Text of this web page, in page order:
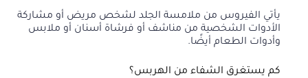
يأتي الفيروس من ملامسة الجلد لشخص مريض أو مشاركة
الأدوات الشخصية من مناشف أو فرشاة أسنان أو ملابس
وأدوات الطعام أيضًا.
كم يستغرق الشفاء من الهربس؟